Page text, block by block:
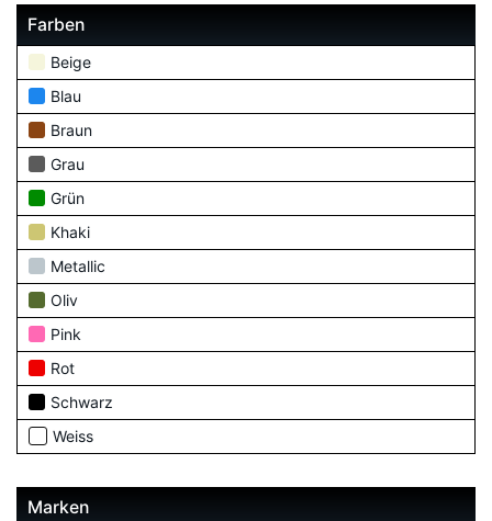
Farben
Beige
Blau
Braun
Grau
Grün
Khaki
Metallic
Oliv
Pink
Rot
Schwarz
Weiss
Marken